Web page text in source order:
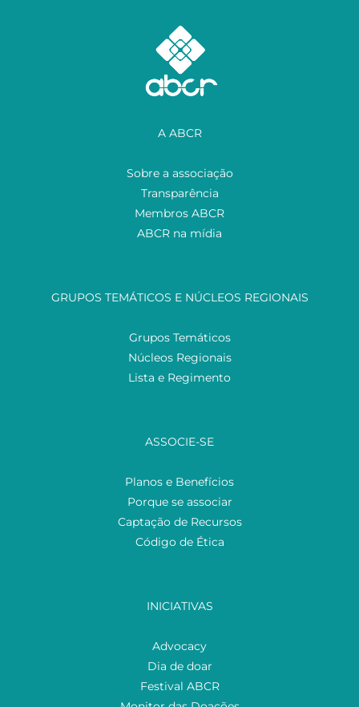
A ABCR
Sobre a associação
Transparência
Membros ABCR
ABCR na mídia
GRUPOS TEMÁTICOS E NÚCLEOS REGIONAIS
Grupos Temáticos
Núcleos Regionais
Lista e Regimento
ASSOCIE-SE
Planos e Benefícios
Porque se associar
Captação de Recursos
Código de Ética
INICIATIVAS
Advocacy
Dia de doar
Festival ABCR